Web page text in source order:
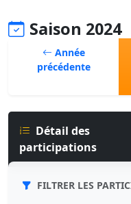
Saison 2024
Année
précédente
Détail des
participations
FILTRER LES